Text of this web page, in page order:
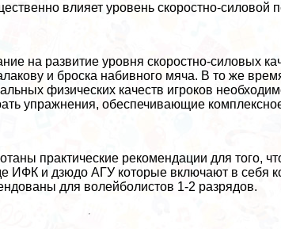
влияет уровень скоростно-силовой
на развитие уровня скоростно-силовых
и броска набивного мяча. В то же
физических качеств игроков
упражнения, обеспечивающие
пpaктические рекомендации для того,
ИФК и дзюдо АГУ которые включают в себя
для волейболистов 1-2 разрядов.